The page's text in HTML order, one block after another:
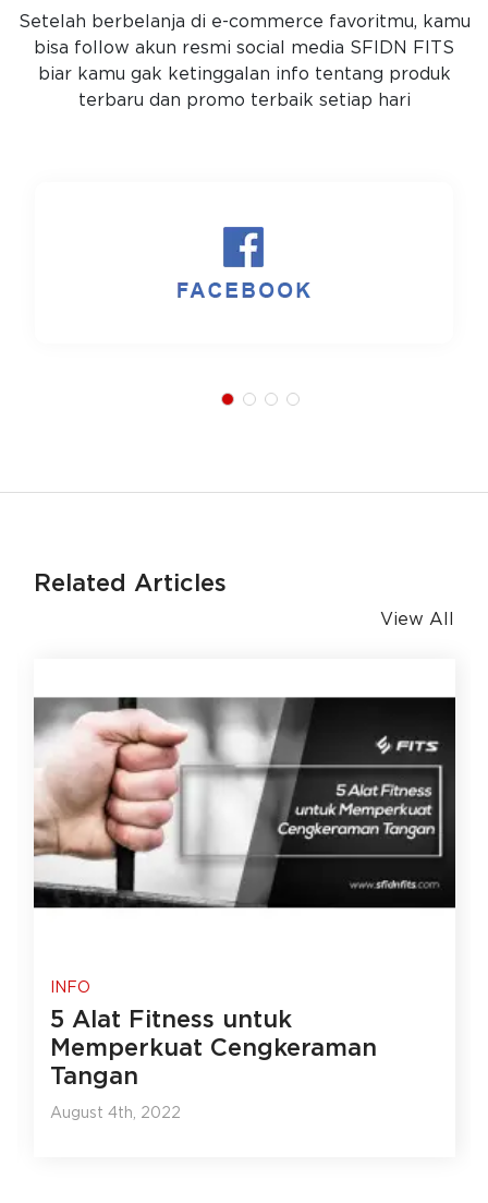
Setelah berbelanja di e-commerce favoritmu, kamu
bisa follow akun resmi social media SFIDN FITS
biar kamu gak ketinggalan info tentang produk
terbaru dan promo terbaik setiap hari
Related Articles
View All
INFO
5 Alat Fitness untuk
Memperkuat Cengkeraman
Tangan
August 4th, 2022